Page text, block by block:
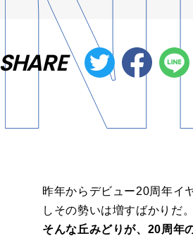
SHARE
昨年からデビュー20周年イ
しその勢いは増すばかりだ。
そんな丘みどりが、20周年